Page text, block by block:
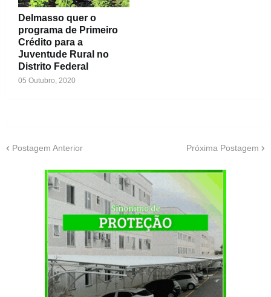
Delmasso quer o
programa de Primeiro
Crédito para a
Juventude Rural no
Distrito Federal
05 Outubro, 2020
Postagem Anterior Próxima Postagem